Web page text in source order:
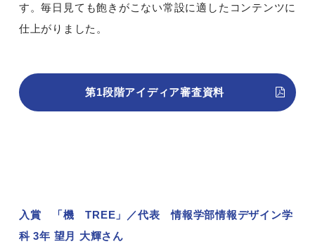
す。毎日見ても飽きがこない常設に適したコンテンツに
仕上がりました。
第1段階アイディア審査資料
入賞 「機 TREE」／代表 情報学部情報デザイン学
科 3年 望月 大輝さん